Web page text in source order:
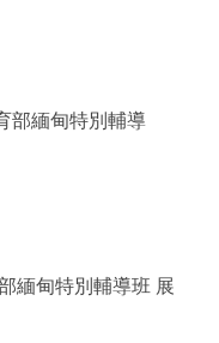
部緬甸特別輔導
緬甸特別輔導班 展